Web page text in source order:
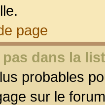
page
dans la
probables
sur le